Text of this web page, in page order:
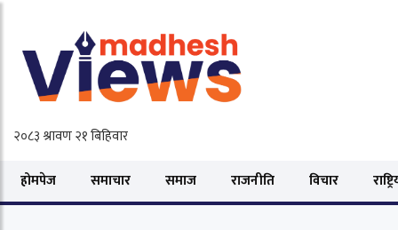
होमपेज समाचार समाज राजनीति विचार